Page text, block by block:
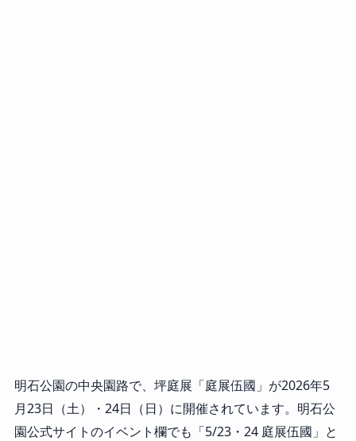
明石公園の中央園路で、坪庭展「庭展伍國」が2026年5
月23日（土）・24日（日）に開催されています。明石公
園公式サイトのイベント欄でも「5/23・24 庭展伍國」と